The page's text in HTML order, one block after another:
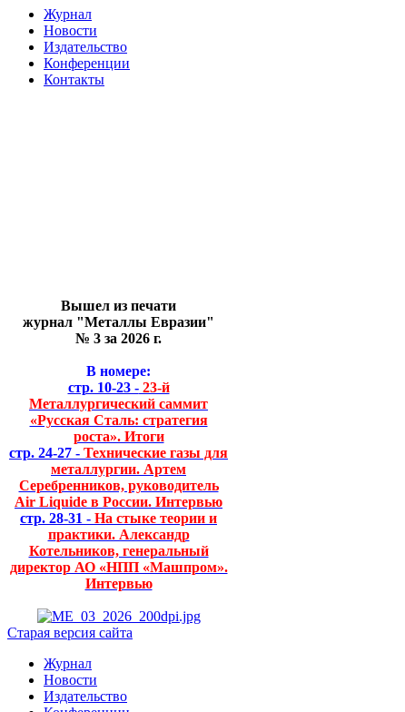
Журнал
Новости
Издательство
Конференции
Контакты
Вышел из печати
журнал "Металлы Евразии"
№ 3 за 2026 г.
В номере:
стр. 10-23 -23-й
Металлургический саммит
«Русская Сталь: стратегия
роста». Итоги
стр. 24-27 - Технические газы для
металлургии. Артем
Серебренников, руководитель
Air Liquide в России. Интервью
стр. 28-31 - На стыке теории и
практики. Александр
Котельников, генеральный
директор АО «НПП «Машпром».
Интервью
Старая версия сайта
Журнал
Новости
Издательство